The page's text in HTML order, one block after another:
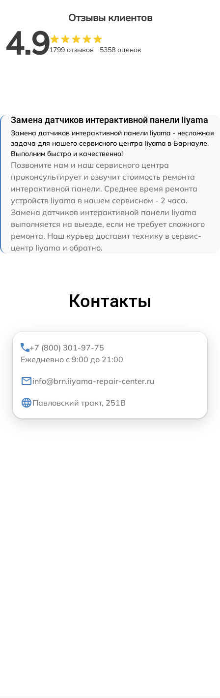
Отзывы клиентов
4.91799 отзывов 5358 оценок
Замена датчиков интерактивной панели Iiyama
Замена датчиков интерактивной панели Iiyama - несложная
задача для нашего сервисного центра Iiyama в Барнауле.
Выполним быстро и качественно!
Позвоните нам и наш сервисного центра
проконсультирует и озвучит стоимость ремонта
интерактивной панели. Среднее время ремонта
устройств Iiyama в нашем сервисном - 2 часа.
Замена датчиков интерактивной панели Iiyama
выполняется на выезде, если не требует сложного
ремонта. Наш курьер доставит технику в сервис-
центр Iiyama и обратно.
Контакты
+7 (800) 301-97-75
Ежедневно с 9:00 до 21:00
info@brn.iiyama-repair-center.ru
Павловский тракт, 251В